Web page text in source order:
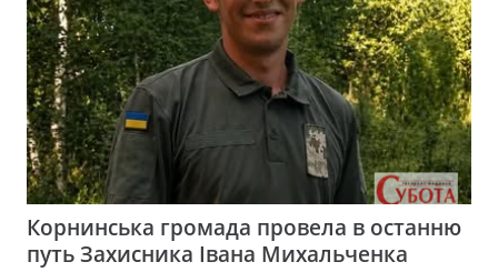
Корнинська громада провела в останню
путь Захисника Івана Михальченка